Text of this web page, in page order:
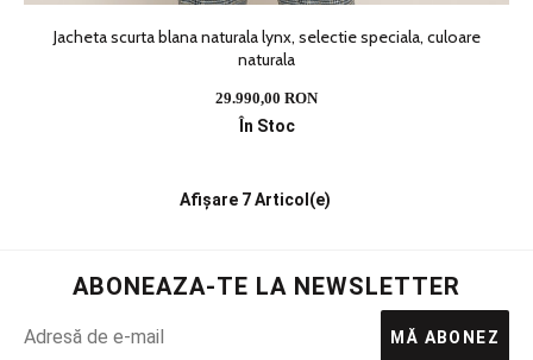
Jacheta scurta blana naturala lynx, selectie speciala, culoare
naturala
29.990,00 RON
În Stoc
Afișare 7 Articol(e)
ABONEAZA-TE LA NEWSLETTER
MĂ ABONEZ